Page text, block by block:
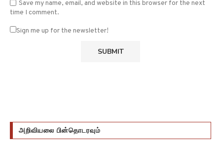
time I comment.
அறிவியலை பின்தொடரவும்